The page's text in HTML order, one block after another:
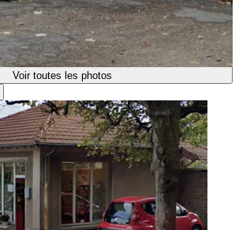
Voir toutes les photos